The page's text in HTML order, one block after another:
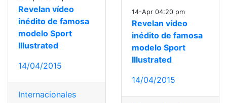
Revelan vídeo
inédito de famosa
modelo Sport
Illustrated
14/04/2015
Internacionales
14-Apr 04:20 pm
Revelan vídeo
inédito de famosa
modelo Sport
Illustrated
14/04/2015